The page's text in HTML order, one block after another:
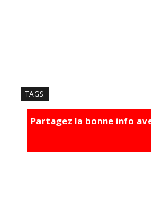
TAGS:
Partagez la bonne info